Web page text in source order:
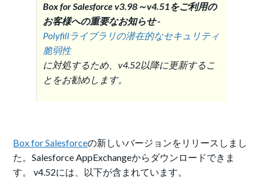
Box for Salesforce v3.98～v4.51をご利用の
お客様への重要なお知らせ -
Polyfillライブラリの潜在的なセキュリティ
脆弱性
に対処するため、v4.52以降に更新するこ
とをお勧めします。
Box for Salesforceの新しいバージョンをリリースしまし
た。Salesforce AppExchangeからダウンロードできま
す。 v4.52には、以下が含まれています。